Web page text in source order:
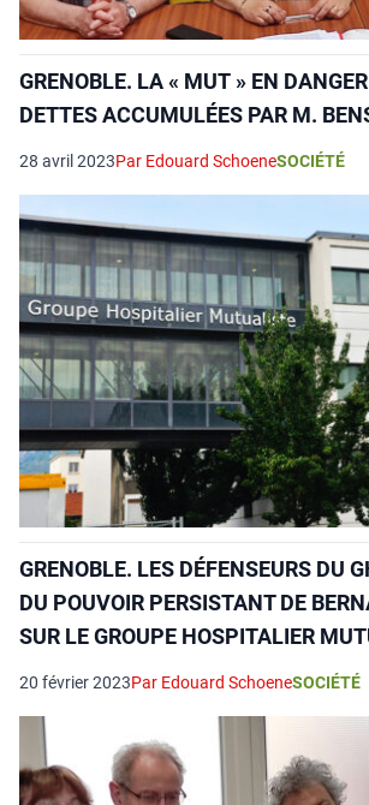
GRENOBLE. LA « MUT » EN
DETTES ACCUMULÉES PAR M.
28 avril 2023Par Edouard SchoeneSOCIÉTÉ
GRENOBLE. LES DÉFENSEURS DU
DU POUVOIR PERSISTANT DE
SUR LE GROUPE HOSPITALIER
20 février 2023Par Edouard SchoeneSOCIÉTÉ